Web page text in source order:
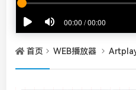
首页 WEB播放器